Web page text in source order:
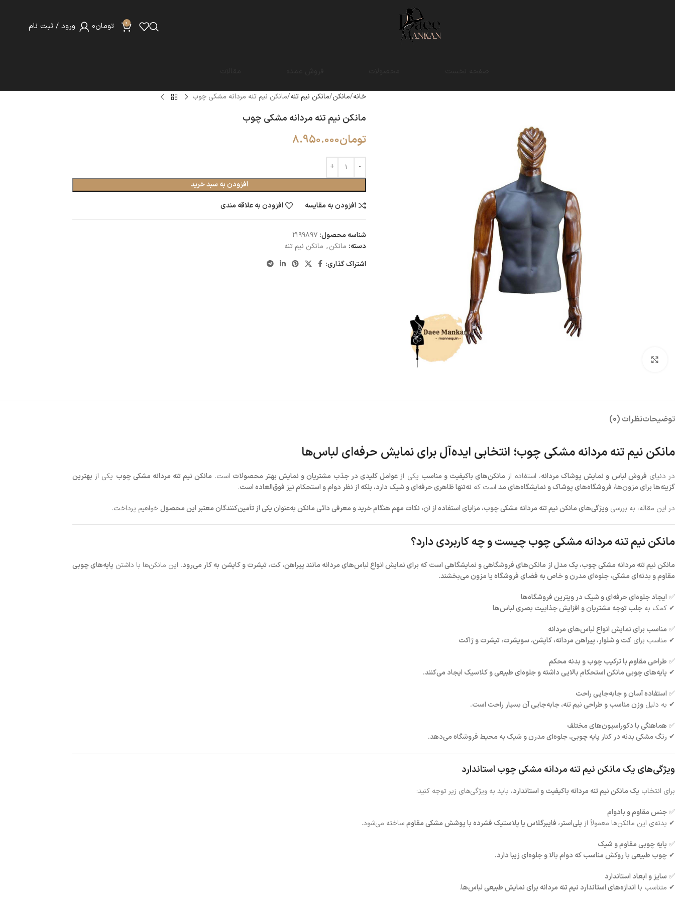
0 تومان0 ورود / ثبت نام
خانه مانکن مانکن نیم تنه مانکن نیم تنه مردانه مشکی چوب
مانکن نیم تنه مردانه مشکی چوب
تومان8.950.000
افزودن به سبد خرید
افزودن به مقایسه
افزودن به علاقه مندی
شناسه محصول: 2199897
دسته: مانکن, مانکن نیم تنه
اشتراک گذاری:
توضیحاتنظرات (0)
مانکن نیم تنه مردانه مشکی چوب؛ انتخابی ایده‌آل برای نمایش حرفه‌ای لباس‌ها
در دنیای فروش لباس و نمایش پوشاک مردانه، استفاده از مانکن‌های باکیفیت و مناسب یکی از عوامل کلیدی در جذب مشتریان و نمایش بهتر محصولات است. مانکن نیم تنه مردانه مشکی چوب یکی از بهترین
گزینه‌ها برای مزون‌ها، فروشگاه‌های پوشاک و نمایشگاه‌های مد است که نه‌تنها ظاهری حرفه‌ای و شیک دارد، بلکه از نظر دوام و استحکام نیز فوق‌العاده است.
در این مقاله، به بررسی ویژگی‌های مانکن نیم تنه مردانه مشکی چوب، مزایای استفاده از آن، نکات مهم هنگام خرید و معرفی دائی مانکن به‌عنوان یکی از تأمین‌کنندگان معتبر این محصولخواهیم پرداخت.
مانکن نیم تنه مردانه مشکی چوب چیست و چه کاربردی دارد؟
مانکن نیم تنه مردانه مشکی چوب، یک مدل از مانکن‌های فروشگاهی و نمایشگاهی است که برای نمایش انواع لباس‌های مردانه مانند پیراهن، کت، تیشرت و کاپشن به کار می‌رود. این مانکن‌ها با داشتن پایه‌های چوبی
مقاوم و بدنه‌ای مشکی، جلوه‌ای مدرن و خاص به فضای فروشگاه یا مزون می‌بخشند.
✅ ایجاد جلوه‌ای حرفه‌ای و شیک در ویترین فروشگاه‌ها
✔ کمک به جلب توجه مشتریان و افزایش جذابیت بصری لباس‌ها
✅ مناسب برای نمایش انواع لباس‌های مردانه
✔ مناسب برای کت و شلوار، پیراهن مردانه، کاپشن، سویشرت، تیشرت و ژاکت
✅ طراحی مقاوم با ترکیب چوب و بدنه محکم
✔ پایه‌های چوبی مانکن استحکام بالایی داشته و جلوه‌ای طبیعی و کلاسیک ایجاد می‌کنند.
✅ استفاده آسان و جابه‌جایی راحت
✔ به دلیل وزن مناسب و طراحی نیم تنه، جابه‌جایی آن بسیار راحت است.
✅ هماهنگی با دکوراسیون‌های مختلف
✔ رنگ مشکی بدنه در کنار پایه چوبی، جلوه‌ای مدرن و شیک به محیط فروشگاه می‌دهد.
ویژگی‌های یک مانکن نیم تنه مردانه مشکی چوب استاندارد
برای انتخاب یک مانکن نیم تنه مردانه باکیفیت و استاندارد، باید به ویژگی‌های زیر توجه کنید:
✅جنس مقاوم و بادوام
✔ بدنه‌ی این مانکن‌ها معمولاً از پلی‌استر، فایبرگلاس یا پلاستیک فشرده با پوشش مشکی مقاومساخته می‌شود.
✅ پایه چوبی مقاوم و شیک
✔ چوب طبیعی با روکش مناسب که دوام بالا و جلوه‌ای زیبا دارد.
✅ سایز و ابعاد استاندارد
✔ متناسب با اندازه‌های استاندارد نیم تنه مردانه برای نمایش طبیعی لباس‌ها.